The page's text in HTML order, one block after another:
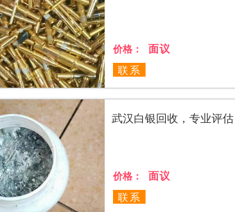
价格：
面议
联系
武汉白银回收，专业评估
价格：
面议
联系